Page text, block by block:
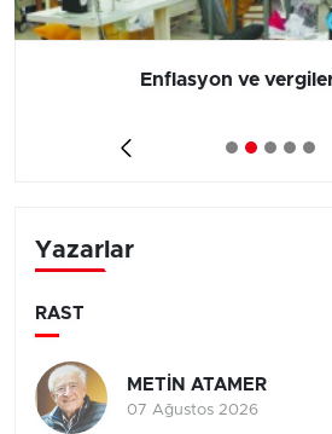
Enflasyon ve
Yazarlar
RAST
METİN ATAMER
07 Ağustos 2026